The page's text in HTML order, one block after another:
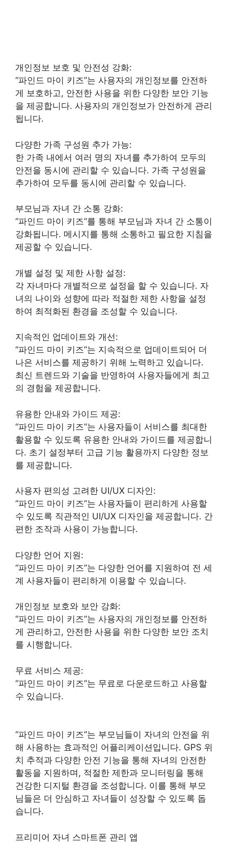
개인정보 보호 및 안전성 강화:
“파인드 마이 키즈”는 사용자의 개인정보를 안전하
게 보호하고, 안전한 사용을 위한 다양한 보안 기능
을 제공합니다. 사용자의 개인정보가 안전하게 관리
됩니다.
다양한 가족 구성원 추가 가능:
한 가족 내에서 여러 명의 자녀를 추가하여 모두의
안전을 동시에 관리할 수 있습니다. 가족 구성원을
추가하여 모두를 동시에 관리할 수 있습니다.
부모님과 자녀 간 소통 강화:
“파인드 마이 키즈”를 통해 부모님과 자녀 간 소통이
강화됩니다. 메시지를 통해 소통하고 필요한 지침을
제공할 수 있습니다.
개별 설정 및 제한 사항 설정:
각 자녀마다 개별적으로 설정을 할 수 있습니다. 자
녀의 나이와 성향에 따라 적절한 제한 사항을 설정
하여 최적화된 환경을 조성할 수 있습니다.
지속적인 업데이트와 개선:
“파인드 마이 키즈”는 지속적으로 업데이트되어 더
나은 서비스를 제공하기 위해 노력하고 있습니다.
최신 트렌드와 기술을 반영하여 사용자들에게 최고
의 경험을 제공합니다.
유용한 안내와 가이드 제공:
“파인드 마이 키즈”는 사용자들이 서비스를 최대한
활용할 수 있도록 유용한 안내와 가이드를 제공합니
다. 초기 설정부터 고급 기능 활용까지 다양한 정보
를 제공합니다.
사용자 편의성 고려한 UI/UX 디자인:
“파인드 마이 키즈”는 사용자들이 편리하게 사용할
수 있도록 직관적인 UI/UX 디자인을 제공합니다. 간
편한 조작과 사용이 가능합니다.
다양한 언어 지원:
“파인드 마이 키즈”는 다양한 언어를 지원하여 전 세
계 사용자들이 편리하게 이용할 수 있습니다.
개인정보 보호와 보안 강화:
“파인드 마이 키즈”는 사용자의 개인정보를 안전하
게 관리하고, 안전한 사용을 위한 다양한 보안 조치
를 시행합니다.
무료 서비스 제공:
“파인드 마이 키즈”는 무료로 다운로드하고 사용할
수 있습니다.
“파인드 마이 키즈”는 부모님들이 자녀의 안전을 위
해 사용하는 효과적인 어플리케이션입니다. GPS 위
치 추적과 다양한 안전 기능을 통해 자녀의 안전한
활동을 지원하며, 적절한 제한과 모니터링을 통해
건강한 디지털 환경을 조성합니다. 이를 통해 부모
님들은 더 안심하고 자녀들이 성장할 수 있도록 돕
습니다.
프리미어 자녀 스마트폰 관리 앱